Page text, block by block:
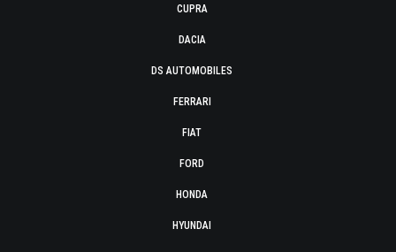
CUPRA
DACIA
DS AUTOMOBILES
FERRARI
FIAT
FORD
HONDA
HYUNDAI